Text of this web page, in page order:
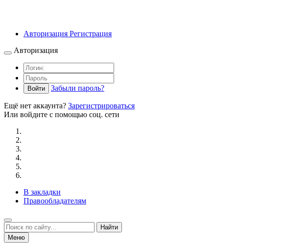
Авторизация Регистрация
Авторизация
Войти Забыли пароль?
Ещё нет аккаунта? Зарегистрироваться
Или войдите с помощью соц. сети
В закладки
Правообладателям
Найти
Меню